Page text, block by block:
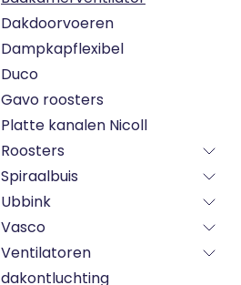
Dakdoorvoeren
Dampkapflexibel
Duco
Gavo roosters
Platte kanalen Nicoll
Roosters
Spiraalbuis
Ubbink
Vasco
Ventilatoren
dakontluchting